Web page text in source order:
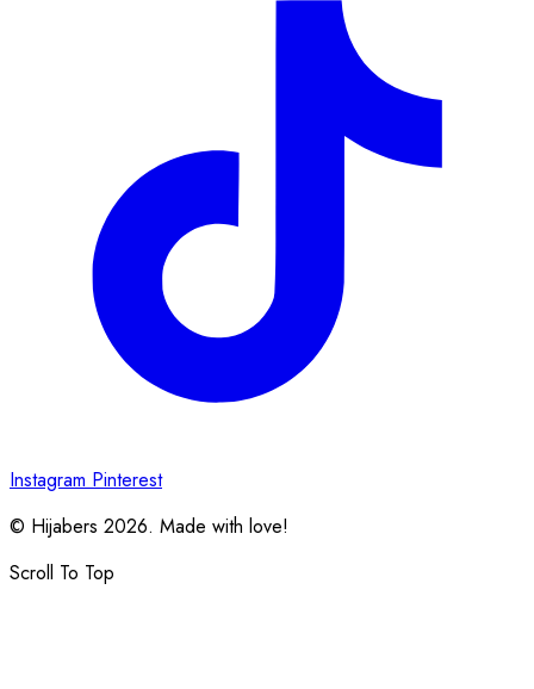
Instagram Pinterest
© Hijabers 2026. Made with love!
Scroll To Top